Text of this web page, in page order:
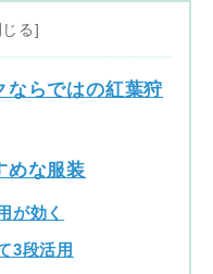
ならではの紅葉狩
めな服装
が効く
3段活用